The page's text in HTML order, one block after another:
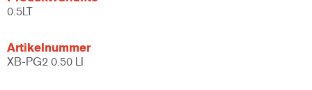
0.5LT
Artikelnummer
XB-PG2 0.50 LI